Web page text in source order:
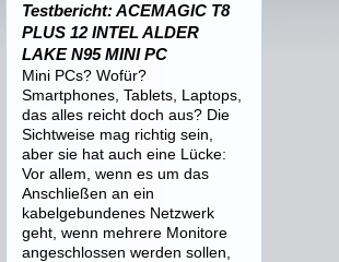
Testbericht: ACEMAGIC T8
PLUS 12 INTEL ALDER
LAKE N95 MINI PC
Mini PCs? Wofür?
Smartphones, Tablets, Laptops,
das alles reicht doch aus? Die
Sichtweise mag richtig sein,
aber sie hat auch eine Lücke:
Vor allem, wenn es um das
Anschließen an ein
kabelgebundenes Netzwerk
geht, wenn mehrere Monitore
angeschlossen werden sollen,